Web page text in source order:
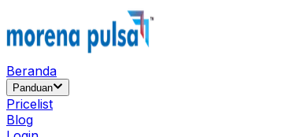
Beranda
Panduan
Pricelist
Blog